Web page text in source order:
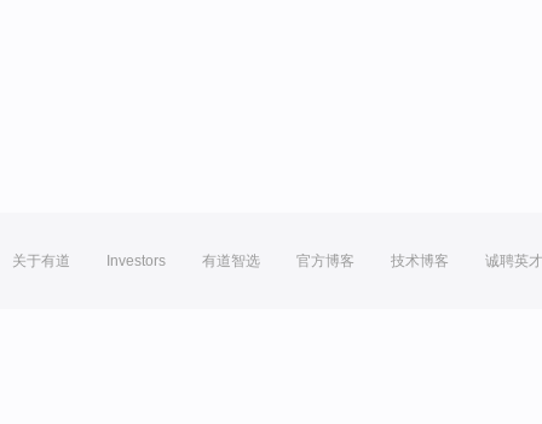
关于有道 Investors 有道智选 官方博客 技术博客 诚聘英才